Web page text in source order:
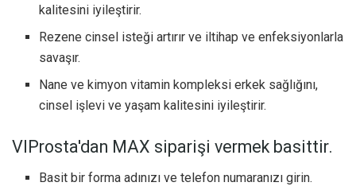
kalitesini iyileştirir.
Rezene cinsel isteği artırır ve iltihap ve enfeksiyonlarla
savaşır.
Nane ve kimyon vitamin kompleksi erkek sağlığını,
cinsel işlevi ve yaşam kalitesini iyileştirir.
VIProsta'dan MAX siparişi vermek basittir.
Basit bir forma adınızı ve telefon numaranızı girin.